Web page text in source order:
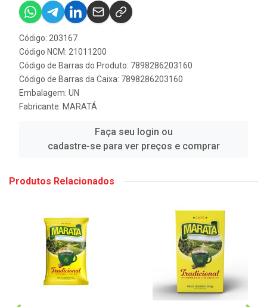
Código: 203167
Código NCM: 21011200
Código de Barras do Produto: 7898286203160
Código de Barras da Caixa: 7898286203160
Embalagem: UN
Fabricante: MARATÁ
Faça seu login ou
cadastre-se para ver preços e comprar
Produtos Relacionados